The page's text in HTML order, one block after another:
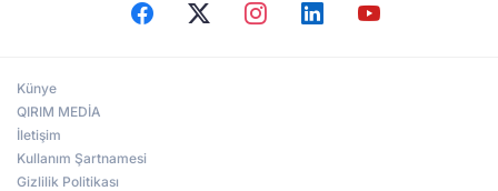
Künye
QIRIM MEDİA
İletişim
Kullanım Şartnamesi
Gizlilik Politikası